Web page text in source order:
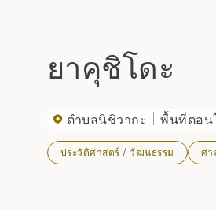
ยาคุชิโดะ
ตำบลนิชิวากะ พื้นที่ตอน
ประวัติศาสตร์ / วัฒนธรรม ศา